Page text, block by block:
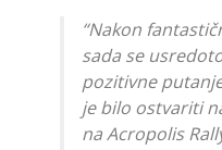
“Nakon
sada se
pozitivne
je bilo ostvariti
na Acropolis